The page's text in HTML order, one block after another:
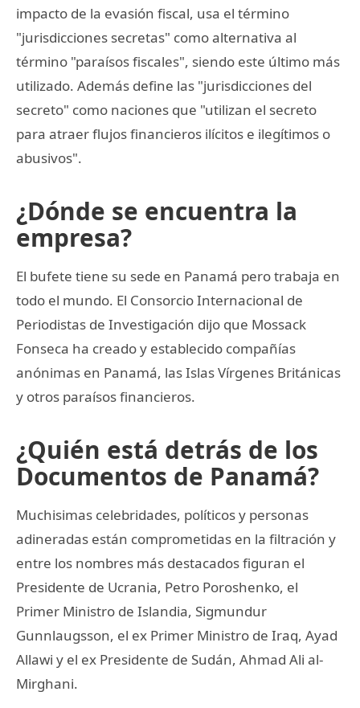
impacto de la evasión fiscal, usa el término
"jurisdicciones secretas" como alternativa al
término "paraísos fiscales", siendo este último más
utilizado. Además define las "jurisdicciones del
secreto" como naciones que "utilizan el secreto
para atraer flujos financieros ilícitos e ilegítimos o
abusivos".
¿Dónde se encuentra la
empresa?
El bufete tiene su sede en Panamá pero trabaja en
todo el mundo. El Consorcio Internacional de
Periodistas de Investigación dijo que Mossack
Fonseca ha creado y establecido compañías
anónimas en Panamá, las Islas Vírgenes Británicas
y otros paraísos financieros.
¿Quién está detrás de los
Documentos de Panamá?
Muchisimas celebridades, políticos y personas
adineradas están comprometidas en la filtración y
entre los nombres más destacados figuran el
Presidente de Ucrania, Petro Poroshenko, el
Primer Ministro de Islandia, Sigmundur
Gunnlaugsson, el ex Primer Ministro de Iraq, Ayad
Allawi y el ex Presidente de Sudán, Ahmad Ali al-
Mirghani.